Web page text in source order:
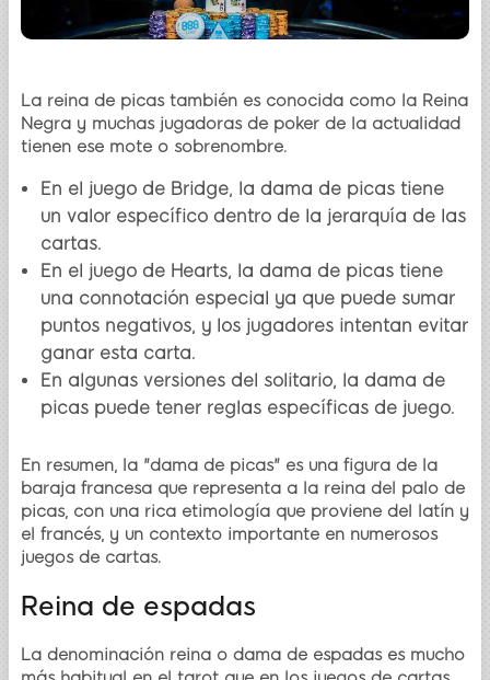
La reina de picas también es conocida como la Reina
Negra y muchas jugadoras de poker de la actualidad
tienen ese mote o sobrenombre.
En el juego de Bridge, la dama de picas tiene
un valor específico dentro de la jerarquía de las
cartas.
En el juego de Hearts, la dama de picas tiene
una connotación especial ya que puede sumar
puntos negativos, y los jugadores intentan evitar
ganar esta carta.
En algunas versiones del solitario, la dama de
picas puede tener reglas específicas de juego.
En resumen, la "dama de picas" es una figura de la
baraja francesa que representa a la reina del palo de
picas, con una rica etimología que proviene del latín y
el francés, y un contexto importante en numerosos
juegos de cartas.
Reina de espadas
La denominación reina o dama de espadas es mucho